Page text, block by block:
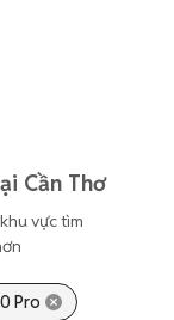
Cần Thơ
vực tìm
Pro